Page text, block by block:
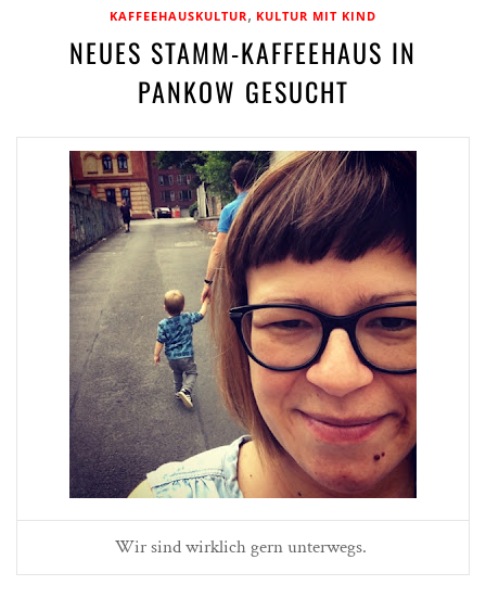
KAFFEEHAUSKULTUR, KULTUR MIT KIND
NEUES STAMM-KAFFEEHAUS IN
PANKOW GESUCHT
Wir sind wirklich gern unterwegs.